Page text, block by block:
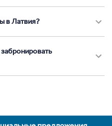
в Латвия?